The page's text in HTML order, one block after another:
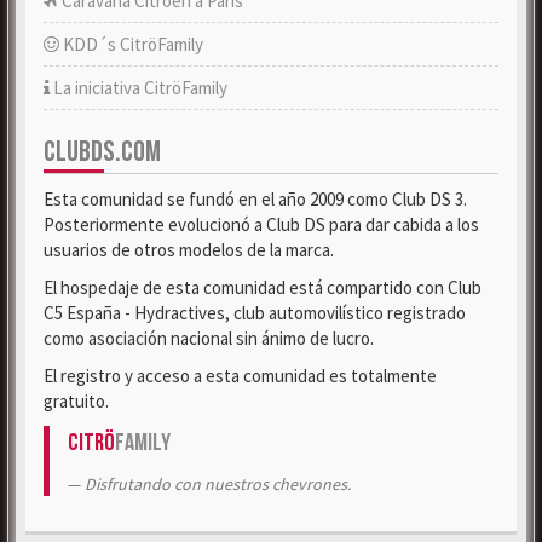
KDD´s CitröFamily
La iniciativa CitröFamily
CLUBDS.COM
Esta comunidad se fundó en el año 2009 como Club DS 3.
Posteriormente evolucionó a Club DS para dar cabida a los
usuarios de otros modelos de la marca.
El hospedaje de esta comunidad está compartido con Club
C5 España - Hydractives, club automovilístico registrado
como asociación nacional sin ánimo de lucro.
El registro y acceso a esta comunidad es totalmente
gratuito.
CitröFamily
Disfrutando con nuestros chevrones.